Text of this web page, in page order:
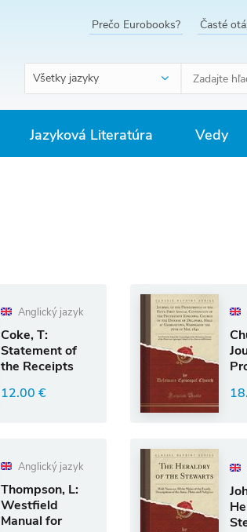
Prečo Eurobooks? Časté
Všetky jazyky
Jazyková Literatúra Vedy
Anglický jazyk
Coke, T:
Statement of
the Receipts
Disbursements
12.00 €
Anglický jazyk
Thompson, L:
Westfield
Manual for